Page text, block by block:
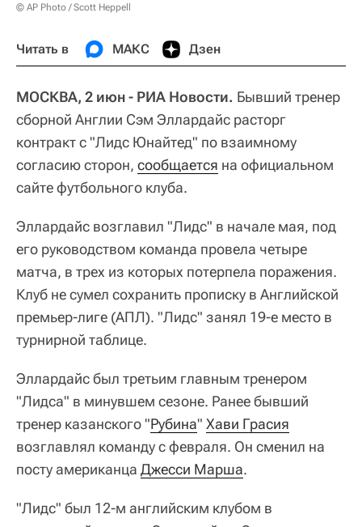
© AP Photo / Scott Heppell
Читать в МАКС Дзен
МОСКВА, 2 июн - РИА Новости. Бывший тренер
сборной Англии Сэм Эллардайс расторг
контракт с "Лидс Юнайтед" по взаимному
согласию сторон, сообщается на официальном
сайте футбольного клуба.
Эллардайс возглавил "Лидс" в начале мая, под
его руководством команда провела четыре
матча, в трех из которых потерпела поражения.
Клуб не сумел сохранить прописку в Английской
премьер-лиге (АПЛ). "Лидс" занял 19-е место в
турнирной таблице.
Эллардайс был третьим главным тренером
"Лидса" в минувшем сезоне. Ранее бывший
тренер казанского "Рубина" Хави Грасия
возглавлял команду с февраля. Он сменил на
посту американца Джесси Марша.
"Лидс" был 12-м английским клубом в